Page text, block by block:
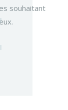
souhaitant